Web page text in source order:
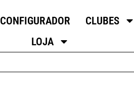
CONFIGURADOR CLUBES
LOJA